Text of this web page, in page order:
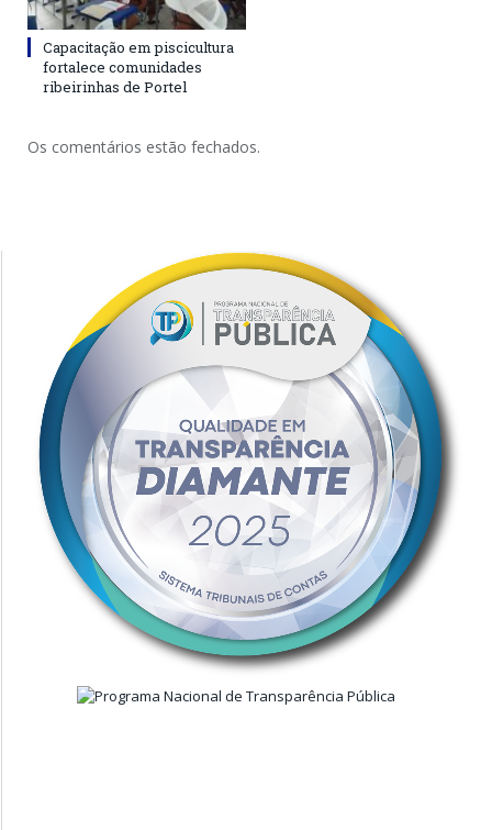
Capacitação em piscicultura
fortalece comunidades
ribeirinhas de Portel
Os comentários estão fechados.